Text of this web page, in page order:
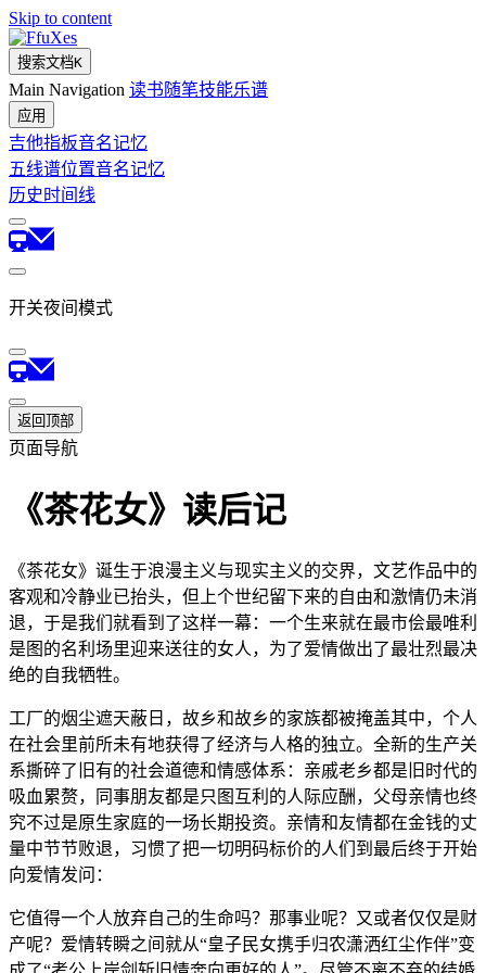
Skip to content
fuXes
搜索文档K
Main Navigation 读书随笔技能乐谱
应用
吉他指板音名记忆
五线谱位置音名记忆
历史时间线
开关夜间模式
返回顶部
页面导航
《茶花女》读后记
《茶花女》诞生于浪漫主义与现实主义的交界，文艺作品中的
客观和冷静业已抬头，但上个世纪留下来的自由和激情仍未消
退，于是我们就看到了这样一幕：一个生来就在最市侩最唯利
是图的名利场里迎来送往的女人，为了爱情做出了最壮烈最决
绝的自我牺牲。
工厂的烟尘遮天蔽日，故乡和故乡的家族都被掩盖其中，个人
在社会里前所未有地获得了经济与人格的独立。全新的生产关
系撕碎了旧有的社会道德和情感体系：亲戚老乡都是旧时代的
吸血累赘，同事朋友都是只图互利的人际应酬，父母亲情也终
究不过是原生家庭的一场长期投资。亲情和友情都在金钱的丈
量中节节败退，习惯了把一切明码标价的人们到最后终于开始
向爱情发问：
它值得一个人放弃自己的生命吗？那事业呢？又或者仅仅是财
产呢？爱情转瞬之间就从“皇子民女携手归农潇洒红尘作伴”变